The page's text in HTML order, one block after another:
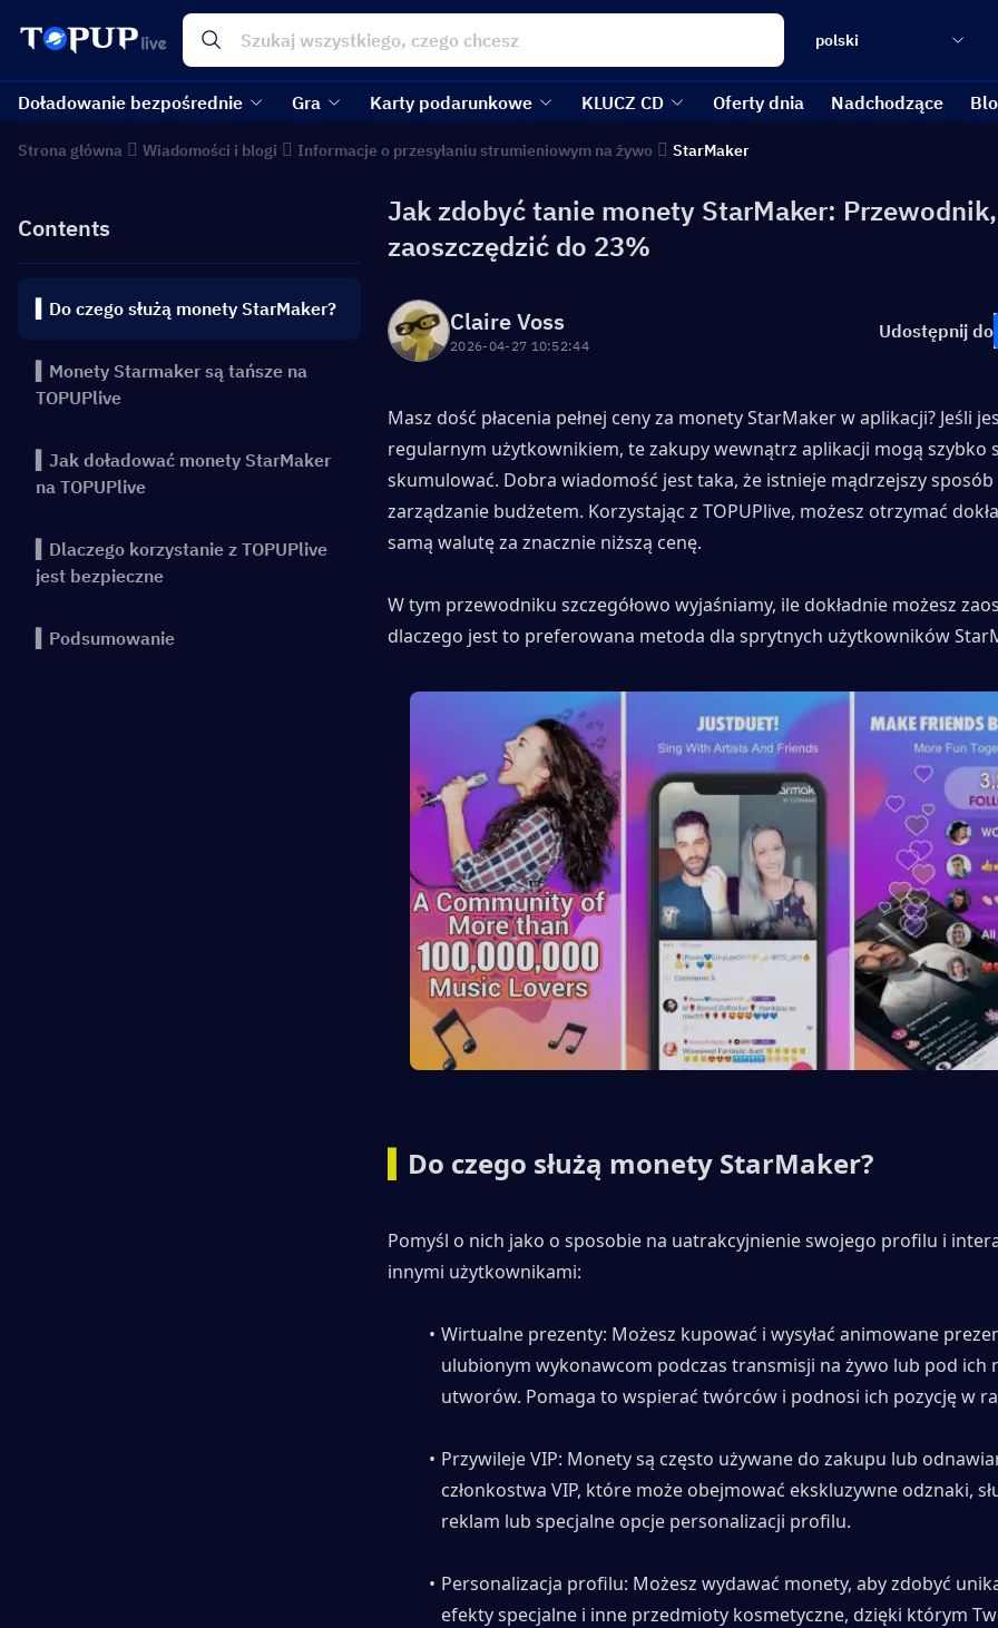
polski
Doładowanie bezpośrednie Gra Karty podarunkowe KLUCZ CD Oferty dnia Nadchodzące
Strona główna Wiadomości i blogi Informacje o przesyłaniu strumieniowym na żywo StarMaker
Contents
▍Do czego służą monety StarMaker?
▍Monety Starmaker są tańsze na
TOPUPlive
▍Jak doładować monety StarMaker
na TOPUPlive
▍Dlaczego korzystanie z TOPUPlive
jest bezpieczne
▍Podsumowanie
Jak zdobyć tanie monety StarMaker:
zaoszczędzić do 23%
Claire Voss
2026-04-27 10:52:44
Udostępnij do
Masz dość płacenia pełnej ceny za monety StarMaker w aplikacji? Jeśli
regularnym użytkownikiem, te zakupy wewnątrz aplikacji mogą szybko
skumulować. Dobra wiadomość jest taka, że istnieje mądrzejszy sposób
zarządzanie budżetem. Korzystając z TOPUPlive, możesz otrzymać
samą walutę za znacznie niższą cenę.
W tym przewodniku szczegółowo wyjaśniamy, ile dokładnie możesz
dlaczego jest to preferowana metoda dla sprytnych użytkowników
Do czego służą monety StarMaker?
Pomyśl o nich jako o sposobie na uatrakcyjnienie swojego profilu i
innymi użytkownikami:
Wirtualne prezenty: Możesz kupować i wysyłać animowane
ulubionym wykonawcom podczas transmisji na żywo lub pod ich
utworów. Pomaga to wspierać twórców i podnosi ich pozycję w
Przywileje VIP: Monety są często używane do zakupu lub
członkostwa VIP, które może obejmować ekskluzywne odznaki,
reklam lub specjalne opcje personalizacji profilu.
Personalizacja profilu: Możesz wydawać monety, aby zdobyć
efekty specjalne i inne przedmioty kosmetyczne, dzięki którym